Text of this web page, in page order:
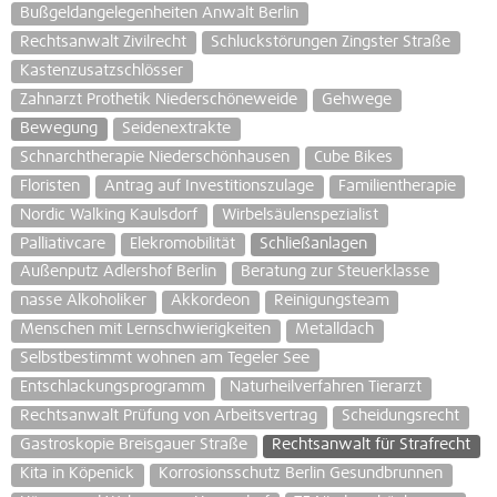
Bußgeldangelegenheiten Anwalt Berlin
Rechtsanwalt Zivilrecht
Schluckstörungen Zingster Straße
Kastenzusatzschlösser
Zahnarzt Prothetik Niederschöneweide
Gehwege
Bewegung
Seidenextrakte
Schnarchtherapie Niederschönhausen
Cube Bikes
Floristen
Antrag auf Investitionszulage
Familientherapie
Nordic Walking Kaulsdorf
Wirbelsäulenspezialist
Palliativcare
Elekromobilität
Schließanlagen
Außenputz Adlershof Berlin
Beratung zur Steuerklasse
nasse Alkoholiker
Akkordeon
Reinigungsteam
Menschen mit Lernschwierigkeiten
Metalldach
Selbstbestimmt wohnen am Tegeler See
Entschlackungsprogramm
Naturheilverfahren Tierarzt
Rechtsanwalt Prüfung von Arbeitsvertrag
Scheidungsrecht
Gastroskopie Breisgauer Straße
Rechtsanwalt für Strafrecht
Kita in Köpenick
Korrosionsschutz Berlin Gesundbrunnen